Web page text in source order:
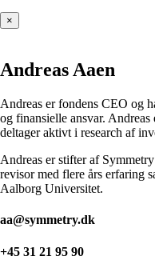
×
Andreas Aaen
Andreas er fondens CEO og
og finansielle ansvar.
deltager aktivt i research af
Andreas er stifter af
revisor med flere års erfaring
Aalborg Universitet.
aa@symmetry.dk
+45 31 21 95 90